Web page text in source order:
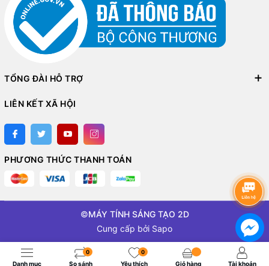
TỔNG ĐÀI HỖ TRỢ
LIÊN KẾT XÃ HỘI
PHƯƠNG THỨC THANH TOÁN
©MÁY TÍNH SÁNG TẠO 2D
Cung cấp bởi Sapo
Danh mục
0
So sánh
0
Yêu thích Giỏ hàng Tài khoản